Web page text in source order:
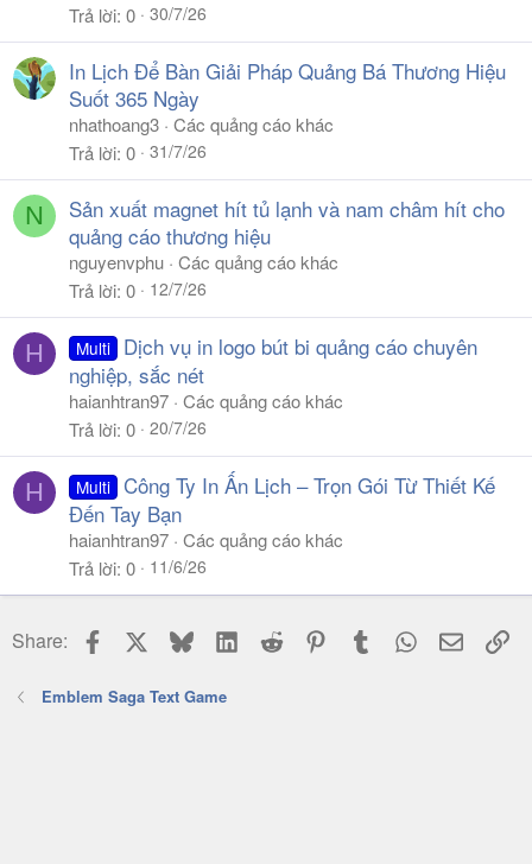
Trả lời 0 30/7/26
In Lịch Để Bàn Giải Pháp Quảng Bá Thương Hiệu
Suốt 365 Ngày
nhathoang3 Các quảng cáo khác
Trả lời 0 31/7/26
N
Sản xuất magnet hít tủ lạnh và nam châm hít cho
quảng cáo thương hiệu
nguyenvphu Các quảng cáo khác
Trả lời 0 12/7/26
H Multi
Dịch vụ in logo bút bi quảng cáo chuyên
nghiệp, sắc nét
haianhtran97 Các quảng cáo khác
Trả lời 0 20/7/26
H Multi Công Ty In Ấn Lịch – Trọn Gói Từ Thiết Kế
Đến Tay Bạn
haianhtran97 Các quảng cáo khác
Trả lời 0 11/6/26
Share: Facebook BlueskyLinkedIn
Reddit PinterestTumblr WhatsApp
Email
Emblem Saga Text Game